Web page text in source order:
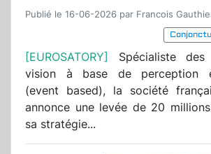
Publié le 16-06-2026 par Francois
[EUROSATORY] Spécialiste
vision à base de perception
(event based), la société
annonce une levée de 20
sa stratégie...